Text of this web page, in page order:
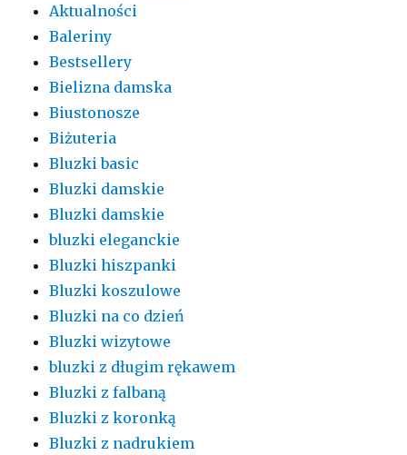
Aktualności
Baleriny
Bestsellery
Bielizna damska
Biustonosze
Biżuteria
Bluzki basic
Bluzki damskie
Bluzki damskie
bluzki eleganckie
Bluzki hiszpanki
Bluzki koszulowe
Bluzki na co dzień
Bluzki wizytowe
bluzki z długim rękawem
Bluzki z falbaną
Bluzki z koronką
Bluzki z nadrukiem